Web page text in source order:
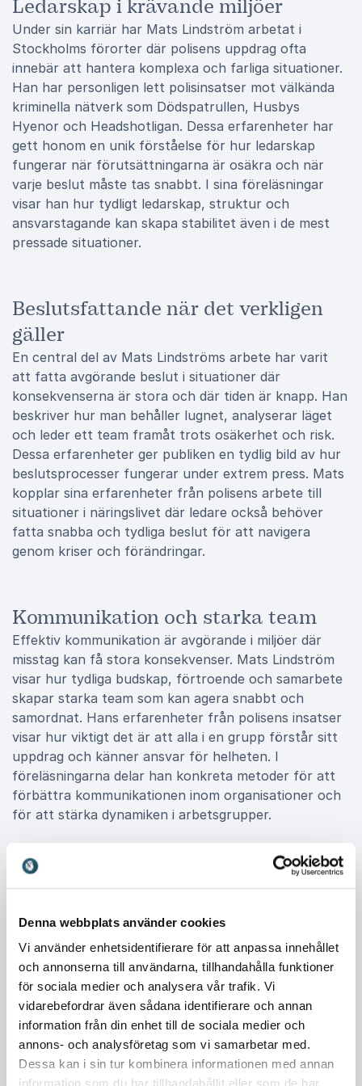
Denna webbplats använder cookies
Vi använder enhetsidentifierare för att anpassa innehållet
och annonserna till användarna, tillhandahålla funktioner
för sociala medier och analysera vår trafik. Vi
vidarebefordrar även sådana identifierare och annan
information från din enhet till de sociala medier och
annons- och analysföretag som vi samarbetar med.
Dessa kan i sin tur kombinera informationen med annan
Ledarskap i krävande miljöer
Under sin karriär har Mats Lindström arbetat i
Stockholms förorter där polisens uppdrag ofta
innebär att hantera komplexa och farliga situationer.
Han har personligen lett polisinsatser mot välkända
kriminella nätverk som Dödspatrullen, Husbys
Hyenor och Headshotligan. Dessa erfarenheter har
gett honom en unik förståelse för hur ledarskap
fungerar när förutsättningarna är osäkra och när
varje beslut måste tas snabbt. I sina föreläsningar
visar han hur tydligt ledarskap, struktur och
ansvarstagande kan skapa stabilitet även i de mest
pressade situationer.
Beslutsfattande när det verkligen
gäller
En central del av Mats Lindströms arbete har varit
att fatta avgörande beslut i situationer där
konsekvenserna är stora och där tiden är knapp. Han
beskriver hur man behåller lugnet, analyserar läget
och leder ett team framåt trots osäkerhet och risk.
Dessa erfarenheter ger publiken en tydlig bild av hur
beslutsprocesser fungerar under extrem press. Mats
kopplar sina erfarenheter från polisens arbete till
situationer i näringslivet där ledare också behöver
fatta snabba och tydliga beslut för att navigera
genom kriser och förändringar.
Kommunikation och starka team
Effektiv kommunikation är avgörande i miljöer där
misstag kan få stora konsekvenser. Mats Lindström
visar hur tydliga budskap, förtroende och samarbete
skapar starka team som kan agera snabbt och
samordnat. Hans erfarenheter från polisens insatser
visar hur viktigt det är att alla i en grupp förstår sitt
uppdrag och känner ansvar för helheten. I
föreläsningarna delar han konkreta metoder för att
förbättra kommunikationen inom organisationer och
för att stärka dynamiken i arbetsgrupper.
Samhällsperspektiv och
Mats Lindström har under många år arbetat nära de
samhällsproblem som följer med ungdoms och
gängkriminalitet. Hans erfarenheter ger ett viktigt
perspektiv på hur organisationer och ledare kan bidra
till att förebygga sociala problem och skapa positiva
förändringar. Genom att förstå drivkrafterna bakom
kriminalitet och hur samarbete mellan olika aktörer
kan göra skillnad ger han publiken nya insikter om